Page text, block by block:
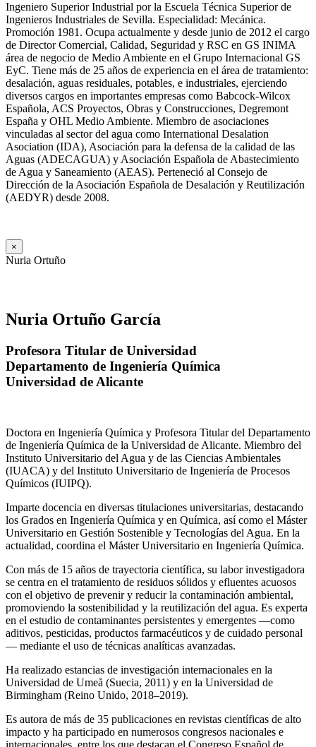
Ingeniero Superior Industrial por la Escuela Técnica Superior de
Ingenieros Industriales de Sevilla. Especialidad: Mecánica.
Promoción 1981. Ocupa actualmente y desde junio de 2012 el cargo
de Director Comercial, Calidad, Seguridad y RSC en GS INIMA
área de negocio de Medio Ambiente en el Grupo Internacional GS
EyC. Tiene más de 25 años de experiencia en el área de tratamiento:
desalación, aguas residuales, potables, e industriales, ejerciendo
diversos cargos en importantes empresas como Babcock-Wilcox
Española, ACS Proyectos, Obras y Construcciones, Degremont
España y OHL Medio Ambiente. Miembro de asociaciones
vinculadas al sector del agua como International Desalation
Asociation (IDA), Asociación para la defensa de la calidad de las
Aguas (ADECAGUA) y Asociación Española de Abastecimiento
de Agua y Saneamiento (AEAS). Perteneció al Consejo de
Dirección de la Asociación Española de Desalación y Reutilización
(AEDYR) desde 2008.
×
Nuria Ortuño
Nuria Ortuño García
Profesora Titular de Universidad
Departamento de Ingeniería Química
Universidad de Alicante
Doctora en Ingeniería Química y Profesora Titular del Departamento
de Ingeniería Química de la Universidad de Alicante. Miembro del
Instituto Universitario del Agua y de las Ciencias Ambientales
(IUACA) y del Instituto Universitario de Ingeniería de Procesos
Químicos (IUIPQ).
Imparte docencia en diversas titulaciones universitarias, destacando
los Grados en Ingeniería Química y en Química, así como el Máster
Universitario en Gestión Sostenible y Tecnologías del Agua. En la
actualidad, coordina el Máster Universitario en Ingeniería Química.
Con más de 15 años de trayectoria científica, su labor investigadora
se centra en el tratamiento de residuos sólidos y efluentes acuosos
con el objetivo de prevenir y reducir la contaminación ambiental,
promoviendo la sostenibilidad y la reutilización del agua. Es experta
en el estudio de contaminantes persistentes y emergentes —como
aditivos, pesticidas, productos farmacéuticos y de cuidado personal
— mediante el uso de técnicas analíticas avanzadas.
Ha realizado estancias de investigación internacionales en la
Universidad de Umeå (Suecia, 2011) y en la Universidad de
Birmingham (Reino Unido, 2018–2019).
Es autora de más de 35 publicaciones en revistas científicas de alto
impacto y ha participado en numerosos congresos nacionales e